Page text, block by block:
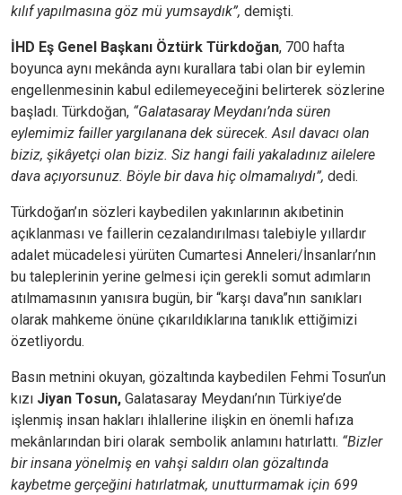
kılıf yapılmasına göz mü yumsaydık”, demişti.
İHD Eş Genel Başkanı Öztürk Türkdoğan, 700 hafta
boyunca aynı mekânda aynı kurallara tabi olan bir eylemin
engellenmesinin kabul edilemeyeceğini belirterek sözlerine
başladı. Türkdoğan, “Galatasaray Meydanı’nda süren
eylemimiz failler yargılanana dek sürecek. Asıl davacı olan
biziz, şikâyetçi olan biziz. Siz hangi faili yakaladınız ailelere
dava açıyorsunuz. Böyle bir dava hiç olmamalıydı”, dedi.
Türkdoğan’ın sözleri kaybedilen yakınlarının akıbetinin
açıklanması ve faillerin cezalandırılması talebiyle yıllardır
adalet mücadelesi yürüten Cumartesi Anneleri/İnsanları’nın
bu taleplerinin yerine gelmesi için gerekli somut adımların
atılmamasının yanısıra bugün, bir “karşı dava”nın sanıkları
olarak mahkeme önüne çıkarıldıklarına tanıklık ettiğimizi
özetliyordu.
Basın metnini okuyan, gözaltında kaybedilen Fehmi Tosun’un
kızı Jiyan Tosun, Galatasaray Meydanı’nın Türkiye’de
işlenmiş insan hakları ihlallerine ilişkin en önemli hafıza
mekânlarından biri olarak sembolik anlamını hatırlattı. “Bizler
bir insana yönelmiş en vahşi saldırı olan gözaltında
kaybetme gerçeğini hatırlatmak, unutturmamak için 699